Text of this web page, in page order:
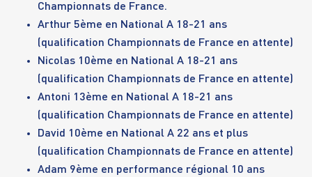
Championnats de France.
Arthur 5ème en National A 18-21 ans
(qualification Championnats de France en attente)
Nicolas 10ème en National A 18-21 ans
(qualification Championnats de France en attente)
Antoni 13ème en National A 18-21 ans
(qualification Championnats de France en attente)
David 10ème en National A 22 ans et plus
(qualification Championnats de France en attente)
Adam 9ème en performance régional 10 ans